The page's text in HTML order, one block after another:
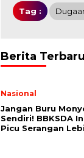
Tag :
Berita Terbaru
Nasional
Jangan Buru
Sendiri! BBKSDA
Picu Serangan